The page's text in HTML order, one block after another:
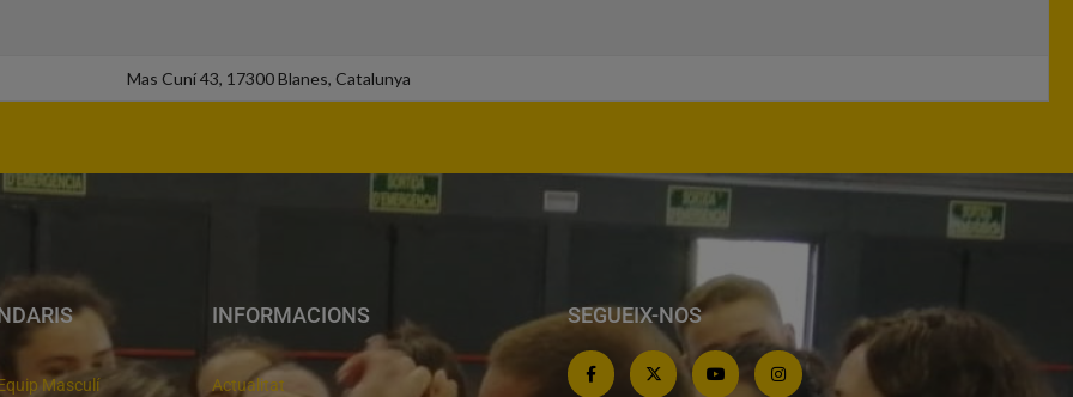
Mas Cuní 43, 17300 Blanes, Catalunya
Masculí
INFORMACIONS
Actualitat
SEGUEIX-NOS